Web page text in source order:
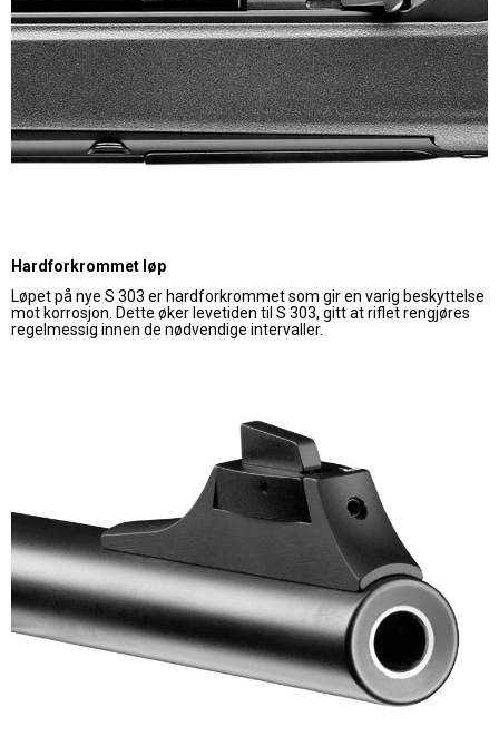
Hardforkrommet løp
Løpet på nye S 303 er hardforkrommet som gir en varig beskyttelse
mot korrosjon. Dette øker levetiden til S 303, gitt at riflet rengjøres
regelmessig innen de nødvendige intervaller.